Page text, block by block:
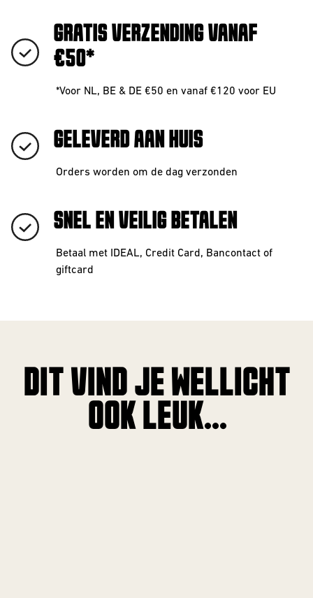
GRATIS VERZENDING VANAF
€50*
*Voor NL, BE & DE €50 en vanaf €120 voor EU
GELEVERD AAN HUIS
Orders worden om de dag verzonden
SNEL EN VEILIG BETALEN
Betaal met IDEAL, Credit Card, Bancontact of
giftcard
DIT VIND JE WELLICHT
OOK LEUK...